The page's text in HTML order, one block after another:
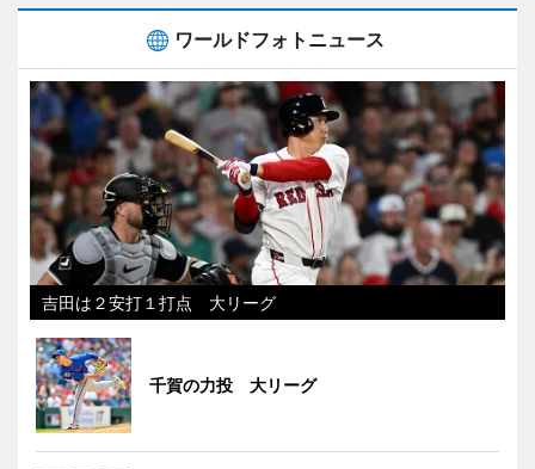
ワールドフォトニュース
吉田は２安打１打点 大リーグ
千賀の力投 大リーグ